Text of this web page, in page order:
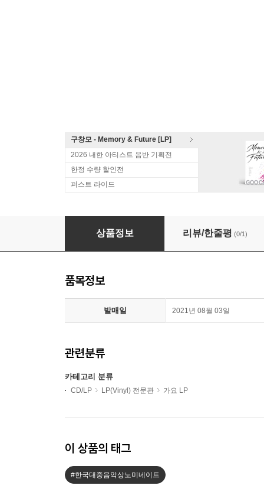
구창모 - Memory & Future [LP]
2026 내한 아티스트 음반 기획전
한정 수량 할인전
퍼스트 라이드
김목인 - 3집 콜라보 씨의 일일 [LP]
상품정보 리뷰/한줄평 (0/1)
품목정보
발매일 2021년 08월 03일
관련분류
카테고리 분류
CD/LP LP(Vinyl) 전문관 가요 LP
이 상품의 태그
#한국대중음악상노미네이트